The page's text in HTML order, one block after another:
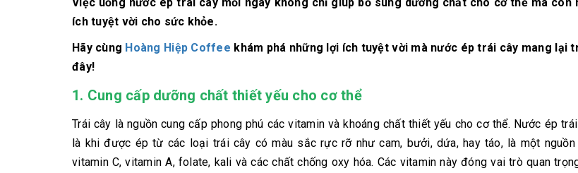
ích tuyệt vời cho sức khỏe.
Hãy cùng Hoàng Hiệp Coffee khám phá những lợi ích tuyệt vời mà nước ép trái cây mang lại
đây!
1. Cung cấp dưỡng chất thiết yếu cho cơ thể
Trái cây là nguồn cung cấp phong phú các vitamin và khoáng chất thiết yếu cho cơ thể. Nước ép
là khi được ép từ các loại trái cây có màu sắc rực rỡ như cam, bưởi, dứa, hay táo, là một
vitamin C, vitamin A, folate, kali và các chất chống oxy hóa. Các vitamin này đóng vai trò quan